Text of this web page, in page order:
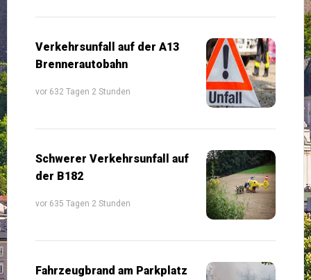
Verkehrsunfall auf der A13
Brennerautobahn
vor 632 Tagen 2 Stunden
Schwerer Verkehrsunfall auf
der B182
vor 635 Tagen 2 Stunden
Fahrzeugbrand am Parkplatz